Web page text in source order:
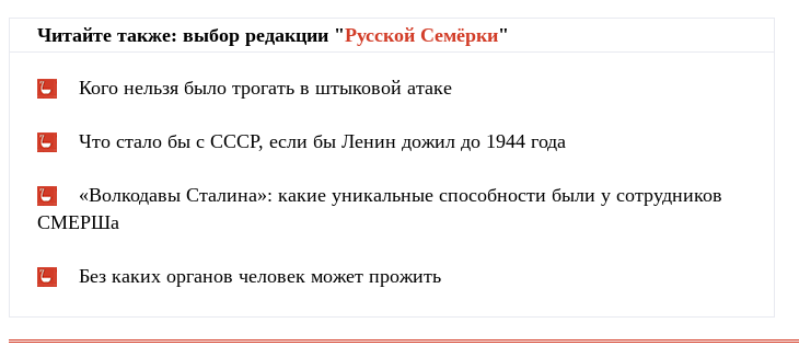
Читайте также: выбор редакции "Русской Cемёрки"
Кого нельзя было трогать в штыковой атаке
Что стало бы с СССР, если бы Ленин дожил до 1944 года
«Волкодавы Сталина»: какие уникальные способности были у сотрудников
СМЕРШа
Без каких органов человек может прожить